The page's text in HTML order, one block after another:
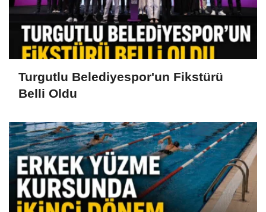
Turgutlu Belediyespor'un Fikstürü
Belli Oldu